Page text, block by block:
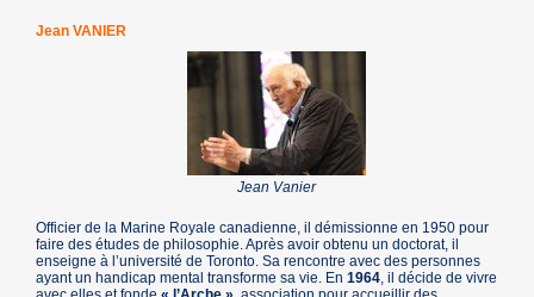
Jean VANIER
Jean Vanier
Officier de la Marine Royale canadienne, il démissionne en 1950 pour
faire des études de philosophie. Après avoir obtenu un doctorat, il
enseigne à l’université de Toronto. Sa rencontre avec des personnes
ayant un handicap mental transforme sa vie. En1964 , il décide de vivre